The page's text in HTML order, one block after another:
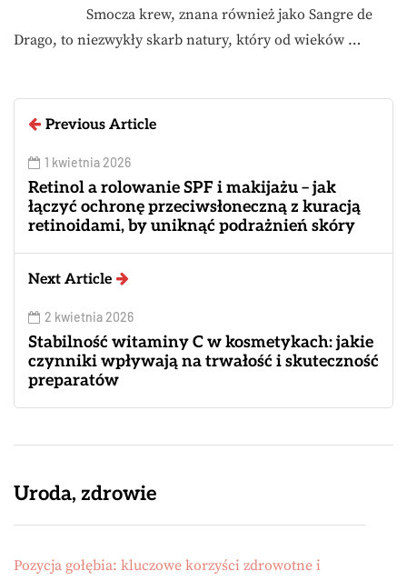
Smocza krew, znana również jako Sangre de
Drago, to niezwykły skarb natury, który od wieków …
Previous Article
1 kwietnia 2026
Retinol a rolowanie SPF i makijażu – jak
łączyć ochronę przeciwsłoneczną z kuracją
retinoidami, by uniknąć podrażnień skóry
Next Article
2 kwietnia 2026
Stabilność witaminy C w kosmetykach: jakie
czynniki wpływają na trwałość i skuteczność
preparatów
Uroda, zdrowie
Pozycja gołębia: kluczowe korzyści zdrowotne i